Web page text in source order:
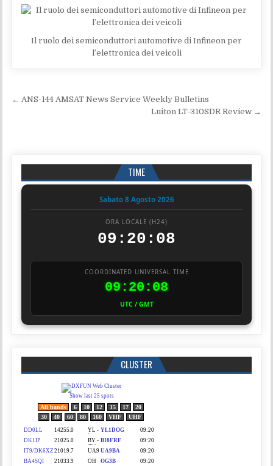
Il ruolo dei semiconduttori automotive di Infineon per
l’elettronica dei veicoli
Navigazione articoli
← ANS-144 AMSAT News Service Weekly Bulletins
Luiton LT-310SDR Review →
TIME
Sabato 8 Agosto 2026
ORA LOCALE (H24)
09:20:08
COORDINATED UNIVERSAL TIME
09:20:08
UTC / GMT
CLUSTER